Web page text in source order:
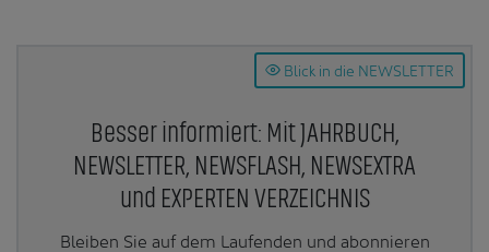
Blick in die NEWSLETTER
Besser informiert: Mit JAHRBUCH,
NEWSLETTER, NEWSFLASH, NEWSEXTRA
und EXPERTEN VERZEICHNIS
Bleiben Sie auf dem Laufenden und abonnieren